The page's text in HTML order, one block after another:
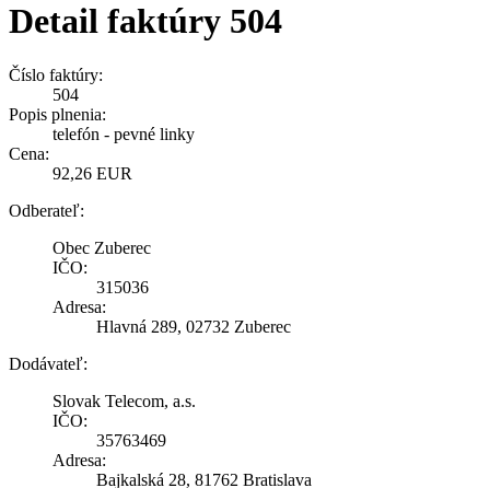
Detail faktúry 504
Číslo faktúry:
504
Popis plnenia:
telefón - pevné linky
Cena:
92,26 EUR
Odberateľ:
Obec Zuberec
IČO:
315036
Adresa:
Hlavná 289, 02732 Zuberec
Dodávateľ:
Slovak Telecom, a.s.
IČO:
35763469
Adresa:
Bajkalská 28, 81762 Bratislava